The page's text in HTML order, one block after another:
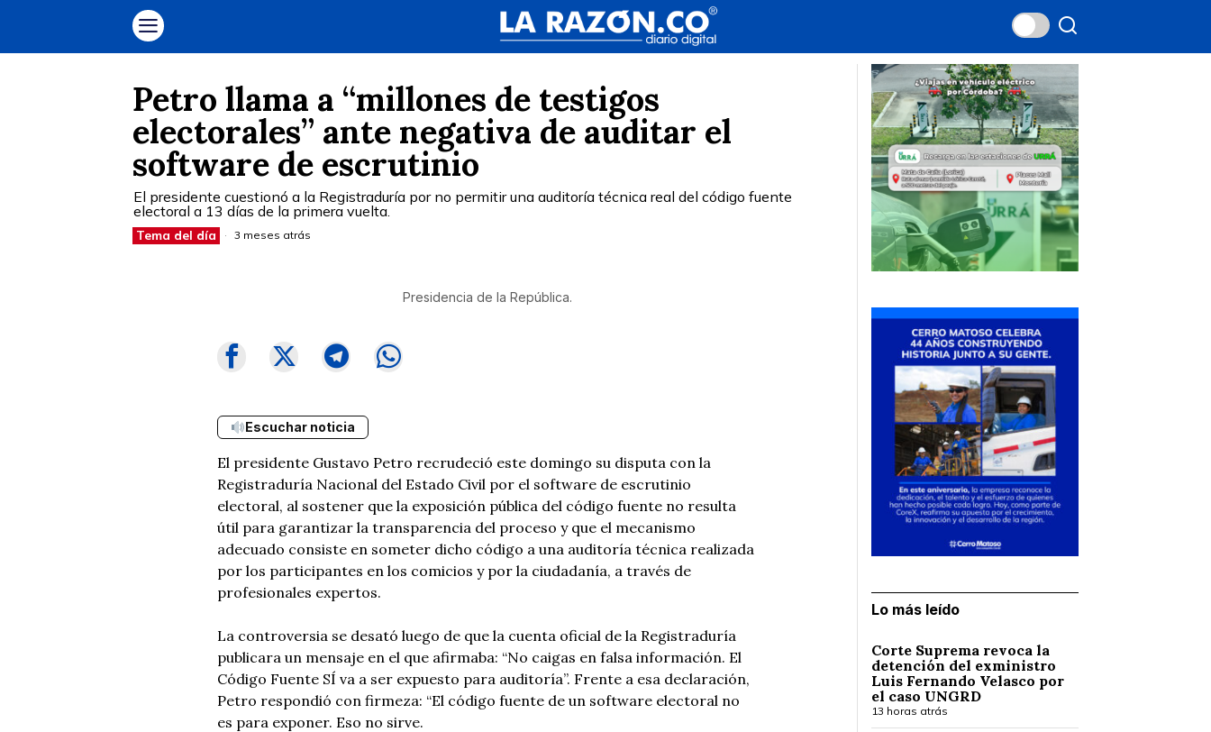
Petro llama a “millones de testigos
electorales” ante negativa de auditar el
software de escrutinio
El presidente cuestionó a la Registraduría por no permitir una auditoría técnica real del código fuente
electoral a 13 días de la primera vuelta.
Tema del día 3 meses atrás
Presidencia de la República.
Escuchar noticia
El presidente Gustavo Petro recrudeció este domingo su disputa con la
Registraduría Nacional del Estado Civil por el software de escrutinio
electoral, al sostener que la exposición pública del código fuente no resulta
útil para garantizar la transparencia del proceso y que el mecanismo
adecuado consiste en someter dicho código a una auditoría técnica realizada
por los participantes en los comicios y por la ciudadanía, a través de
profesionales expertos.
La controversia se desató luego de que la cuenta oficial de la Registraduría
publicara un mensaje en el que afirmaba: “No caigas en falsa información. El
Código Fuente SÍ va a ser expuesto para auditoría”. Frente a esa declaración,
Petro respondió con firmeza: “El código fuente de un software electoral no
es para exponer. Eso no sirve.
Lo más leído
Corte Suprema revoca la
detención del exministro
Luis Fernando Velasco por
el caso UNGRD
13 horas atrás